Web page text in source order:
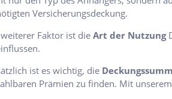
Versicherungsdeckung.
Faktor ist die Art der Nutzung
ist es wichtig, die
Prämien zu finden. Mit